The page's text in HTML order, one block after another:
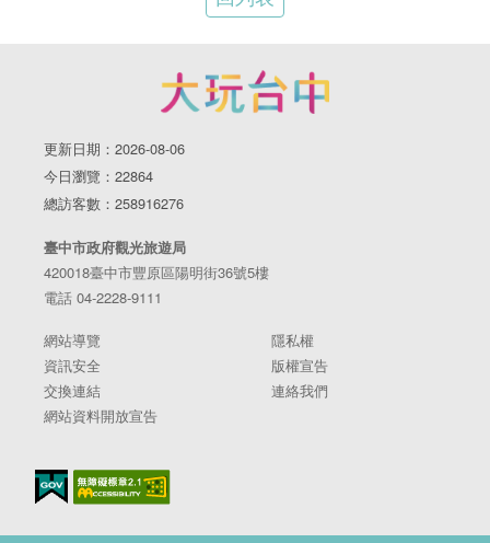
更新日期：2026-08-06
今日瀏覽：22864
總訪客數：258916276
臺中市政府觀光旅遊局
420018臺中市豐原區陽明街36號5樓
電話 04-2228-9111
網站導覽
隱私權
資訊安全
版權宣告
交換連結
連絡我們
網站資料開放宣告